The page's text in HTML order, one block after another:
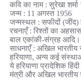
कवि का नाम : सुरेखा शर्मा
जन्म : 11 अगस्त 1956
जन्मस्थल : सफीदों (जींद)
रचनाएँ : रिश्तों का
बाल एकांकी-संग्रह आदि।
साधनाएँ : अखिल भारतीय
हरियाणा, अन्य कई
ये हरियाणा प्रादेशिक
मंत्री और अखिल भारतीय